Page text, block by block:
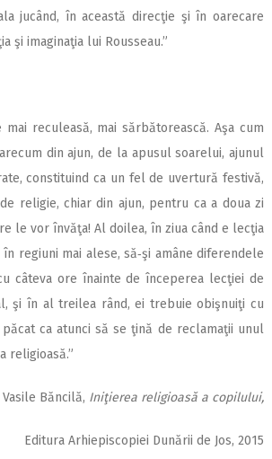
jucând, în această direcţie şi în oarecare
şi imaginaţia lui Rousseau.”
reculeasă, mai sărbătorească. Aşa cum
din ajun, de la apusul soarelui, ajunul
constituind ca un fel de uvertură festivă,
religie, chiar din ajun, pentru ca a doua zi
le vor învăţa! Al doilea, în ziua când e lecţia
regiuni mai alese, să‑şi amâne diferendele
câteva ore înainte de începerea lecţiei de
şi în al treilea rând, ei trebuie obişnuiţi cu
ca atunci să se ţină de reclamaţii unul
religioasă.”
Băncilă, Iniţierea religioasă a copilului,
Editura Arhiepiscopiei Dunării de Jos, 2015